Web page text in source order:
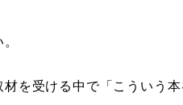
を受ける中で「こういう本